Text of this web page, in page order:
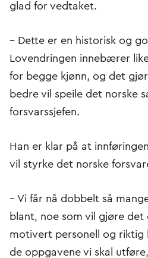
glad for vedtaket.
– Dette er en historisk og
Lovendringen innebærer
for begge kjønn, og det
bedre vil speile det norske
forsvarssjefen.
Han er klar på at
vil styrke det norske
– Vi får nå dobbelt så
blant, noe som vil gjøre det
motivert personell og riktig
de oppgavene vi skal